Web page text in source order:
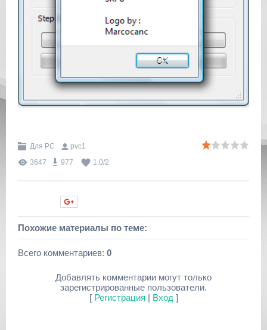
Для PC
pvc1
3647
977 1.0/2
Похожие материалы по теме:
Всего комментариев: 0
Добавлять комментарии могут только
зарегистрированные пользователи.
[ Регистрация | Вход ]